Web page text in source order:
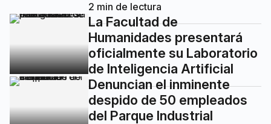
2 min de lectura
La Facultad de
Humanidades presentará
oficialmente su Laboratorio
de Inteligencia Artificial
Denuncian el inminente
despido de 50 empleados
del Parque Industrial